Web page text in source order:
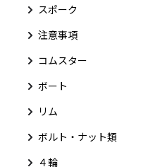
スポーク
注意事項
コムスター
ボート
リム
ボルト・ナット類
４輪